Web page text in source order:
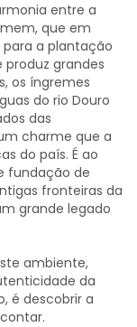
entre a
que em
a plantação
grandes
os íngremes
do rio Douro
das
charme que a
do país. É ao
fundação de
fronteiras da
grande legado
ambiente,
da
é descobrir a